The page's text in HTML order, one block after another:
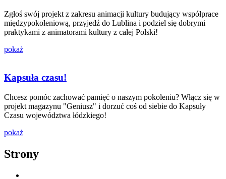
Zgłoś swój projekt z zakresu animacji kultury budujący współprace
międzypokoleniową, przyjedź do Lublina i podziel się dobrymi
praktykami z animatorami kultury z całej Polski!
pokaż
Kapsuła czasu!
Chcesz pomóc zachować pamięć o naszym pokoleniu? Włącz się w
projekt magazynu "Geniusz" i dorzuć coś od siebie do Kapsuły
Czasu województwa łódzkiego!
pokaż
Strony